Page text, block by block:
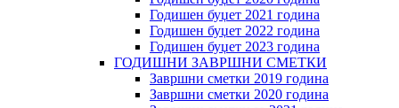
Годишен буџет 2021 година
Годишен буџет 2022 година
Годишен буџет 2023 година
ГОДИШНИ ЗАВРШНИ СМЕТКИ
Завршни сметки 2019 година
Завршни сметки 2020 година